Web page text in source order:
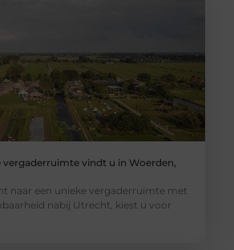
vergaderruimte vindt u in Woerden,
naar een unieke vergaderruimte met
nabij Utrecht, kiest u voor